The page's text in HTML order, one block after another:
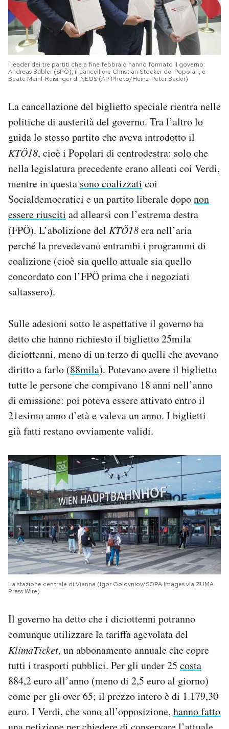
I leader dei tre partiti che a fine febbraio hanno formato il governo:
Andreas Babler (SPÖ), il cancelliere Christian Stocker dei Popolari, e
Beate Meinl-Reisinger di NEOS (AP Photo/Heinz-Peter Bader)
La cancellazione del biglietto speciale rientra nelle
politiche di austerità del governo. Tra l’altro lo
guida lo stesso partito che aveva introdotto il
KTÖ18, cioè i Popolari di centrodestra: solo che
nella legislatura precedente erano alleati coi Verdi,
mentre in questa sono coalizzati coi
Socialdemocratici e un partito liberale doponon
essere riusciti ad allearsi con l’estrema destra
(FPÖ). L’abolizione del KTÖ18era nell’aria
perché la prevedevano entrambi i programmi di
coalizione (cioè sia quello attuale sia quello
concordato con l’FPÖ prima che i negoziati
saltassero).
Sulle adesioni sotto le aspettative il governo ha
detto che hanno richiesto il biglietto 25mila
diciottenni, meno di un terzo di quelli che avevano
diritto a farlo (88mila). Potevano avere il biglietto
tutte le persone che compivano 18 anni nell’anno
di emissione: poi poteva essere attivato entro il
21esimo anno d’età e valeva un anno. I biglietti
già fatti restano ovviamente validi.
La stazione centrale di Vienna (Igor Golovniov/SOPA Images via ZUMA
Press Wire)
Il governo ha detto che i diciottenni potranno
comunque utilizzare la tariffa agevolata del
KlimaTicket, un abbonamento annuale che copre
tutti i trasporti pubblici. Per gli under 25 costa
884,2 euro all’anno (meno di 2,5 euro al giorno)
come per gli over 65; il prezzo intero è di 1.179,30
euro. I Verdi, che sono all’opposizione, hanno fatto